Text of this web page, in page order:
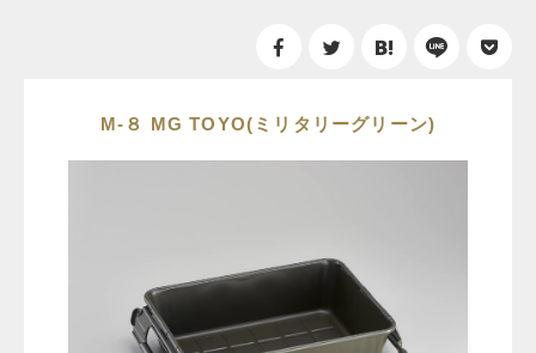
M-８ MG TOYO(ミリタリーグリーン)